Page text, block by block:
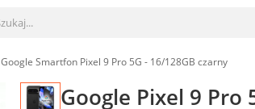
Google Smartfon Pixel 9 Pro 5G - 16/128GB czarny
Google Pixel 9 Pro